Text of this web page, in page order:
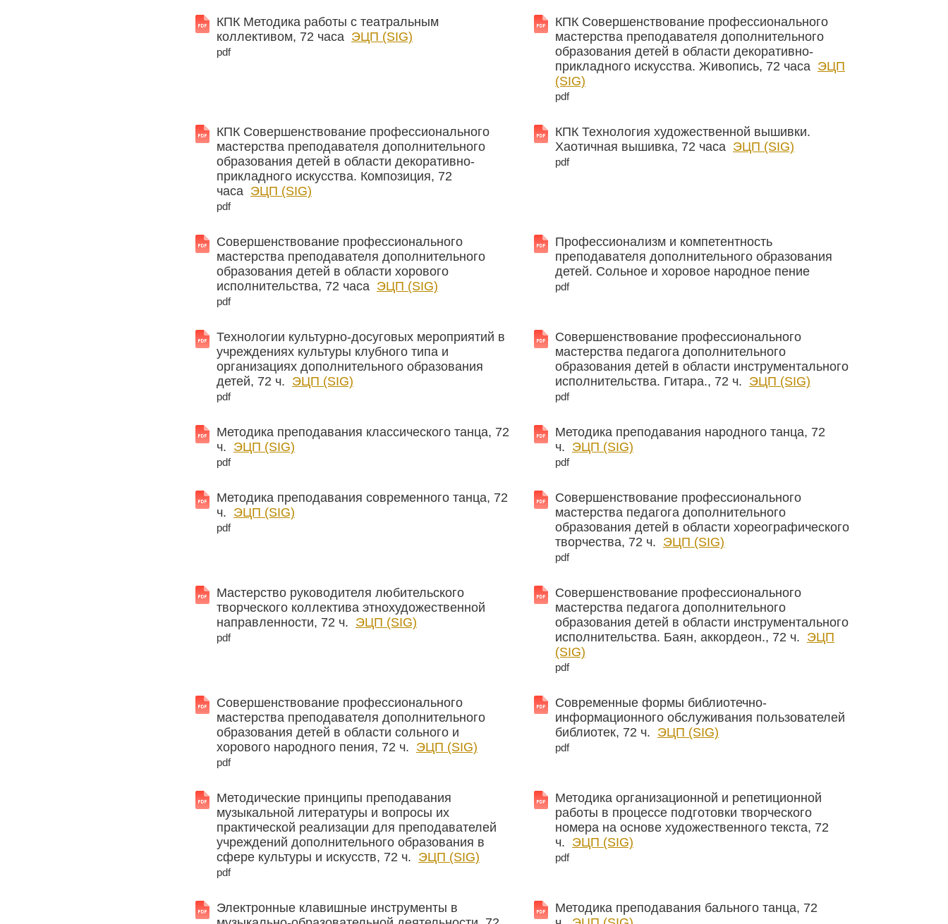
КПК Методика работы с театральным
коллективом, 72 часа ЭЦП (SIG)
pdf
КПК Совершенствование профессионального
мастерства преподавателя дополнительного
образования детей в области декоративно-
прикладного искусства. Живопись, 72 часа ЭЦП
(SIG)
pdf
КПК Совершенствование профессионального
мастерства преподавателя дополнительного
образования детей в области декоративно-
прикладного искусства. Композиция, 72
часа ЭЦП (SIG)
pdf
КПК Технология художественной вышивки.
Хаотичная вышивка, 72 часа ЭЦП (SIG)
pdf
Совершенствование профессионального
мастерства преподавателя дополнительного
образования детей в области хорового
исполнительства, 72 часа ЭЦП (SIG)
pdf
Профессионализм и компетентность
преподавателя дополнительного образования
детей. Сольное и хоровое народное пение
pdf
Технологии культурно-досуговых мероприятий в
учреждениях культуры клубного типа и
организациях дополнительного образования
детей, 72 ч. ЭЦП (SIG)
pdf
Совершенствование профессионального
мастерства педагога дополнительного
образования детей в области инструментального
исполнительства. Гитара., 72 ч. ЭЦП (SIG)
pdf
Методика преподавания классического танца, 72
ч. ЭЦП (SIG)
pdf
Методика преподавания народного танца, 72
ч. ЭЦП (SIG)
pdf
Методика преподавания современного танца, 72
ч. ЭЦП (SIG)
pdf
Совершенствование профессионального
мастерства педагога дополнительного
образования детей в области хореографического
творчества, 72 ч. ЭЦП (SIG)
pdf
Мастерство руководителя любительского
творческого коллектива этнохудожественной
направленности, 72 ч. ЭЦП (SIG)
pdf
Совершенствование профессионального
мастерства педагога дополнительного
образования детей в области инструментального
исполнительства. Баян, аккордеон., 72 ч. ЭЦП
(SIG)
pdf
Совершенствование профессионального
мастерства преподавателя дополнительного
образования детей в области сольного и
хорового народного пения, 72 ч. ЭЦП (SIG)
pdf
Современные формы библиотечно-
информационного обслуживания пользователей
библиотек, 72 ч. ЭЦП (SIG)
pdf
Методические принципы преподавания
музыкальной литературы и вопросы их
практической реализации для преподавателей
учреждений дополнительного образования в
сфере культуры и искусств, 72 ч. ЭЦП (SIG)
pdf
Методика организационной и репетиционной
работы в процессе подготовки творческого
номера на основе художественного текста, 72
ч. ЭЦП (SIG)
pdf
Электронные клавишные инструменты в
Методика преподавания бального танца, 72